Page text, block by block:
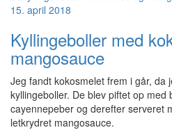
15. april 2018
Kyllingeboller med
mangosauce
Jeg fandt kokosmelet frem i går, da
kyllingeboller. De blev piftet op
cayennepeber og derefter serveret
letkrydret mangosauce.